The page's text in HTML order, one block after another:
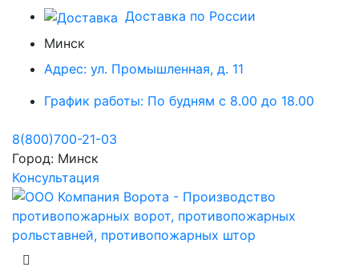
Доставка по России
Минск
Адрес: ул. Промышленная, д. 11
График работы: По будням с 8.00 до 18.00
8(800)700-21-03
Город: Минск
Консультация